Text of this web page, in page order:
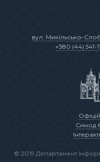
вул. Микільсько-
+380 (44) 541-
Синод
© 2019 Департамент